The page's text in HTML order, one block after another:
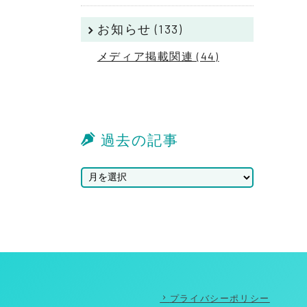
お知らせ (133)
メディア掲載関連 (44)
過去の記事
プライバシーポリシー